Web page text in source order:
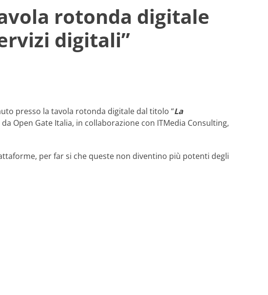
rotonda digitale
digitali”
presso la tavola rotonda digitale dal titolo “La
da Open Gate Italia, in collaborazione con ITMedia Consulting,
per far si che queste non diventino più potenti degli